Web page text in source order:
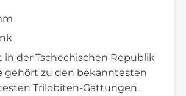
in der Tschechischen Republik
gehört zu den bekanntesten
Trilobiten-Gattungen.